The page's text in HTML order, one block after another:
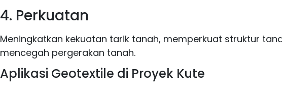
4. Perkuatan
Meningkatkan kekuatan tarik tanah, memperkuat struktur
mencegah pergerakan tanah.
Aplikasi Geotextile di Proyek Kute